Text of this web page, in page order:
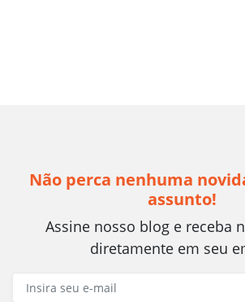
Não perca nenhuma
assunto!
Assine nosso blog e receba
diretamente em seu